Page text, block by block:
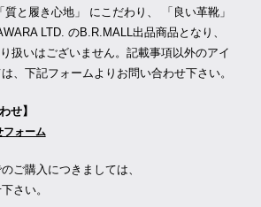
と履き心地」 にこだわり、 「良い革靴」
LTD. のB.R.MALL出品商品となり、
扱いはございません。記載事項以外のアイ
、下記フォームよりお問い合わせ下さい。
せ】
フォーム
ご購入につきましては、
さい。